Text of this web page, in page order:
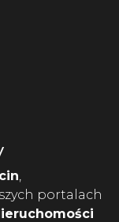
portalach